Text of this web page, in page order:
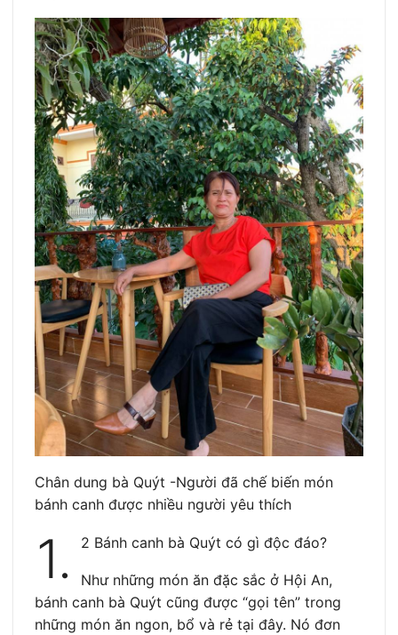
Chân dung bà Quýt -Người đã chế biến món
bánh canh được nhiều người yêu thích
1. 2 Bánh canh bà Quýt có gì độc đáo?
Như những món ăn đặc sắc ở Hội An,
bánh canh bà Quýt cũng được “gọi tên” trong
những món ăn ngon, bổ và rẻ tại đây. Nó đơn